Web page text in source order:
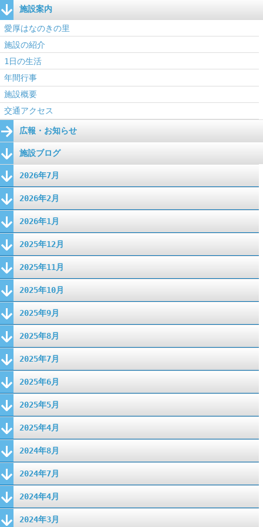
施設案内
愛厚はなのきの里
施設の紹介
1日の生活
年間行事
施設概要
交通アクセス
広報・お知らせ
施設ブログ
2026年7月
2026年2月
2026年1月
2025年12月
2025年11月
2025年10月
2025年9月
2025年8月
2025年7月
2025年6月
2025年5月
2025年4月
2024年8月
2024年7月
2024年4月
2024年3月